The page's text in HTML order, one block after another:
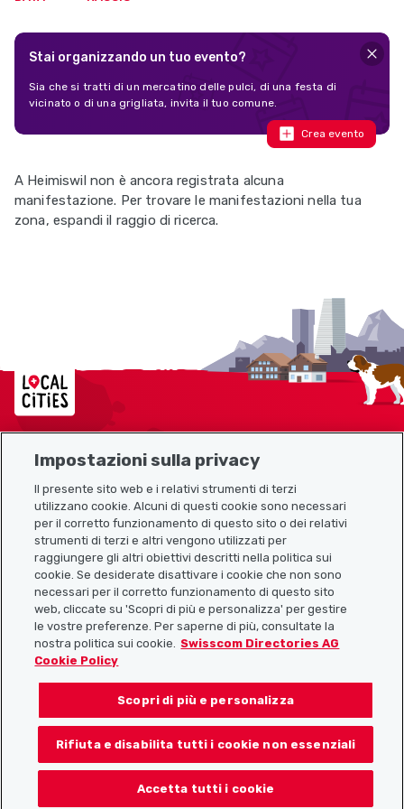
Stai organizzando un tuo evento?
Sia che si tratti di un mercatino delle pulci, di una festa di
vicinato o di una grigliata, invita il tuo comune.
Crea evento
A Heimiswil non è ancora registrata alcuna
manifestazione. Per trovare le manifestazioni nella tua
zona, espandi il raggio di ricerca.
Localcities
Link utili
Scarica l’app Localcities
Seguiteci su:
Impostazioni sulla privacy
Il presente sito web e i relativi strumenti di terzi
utilizzano cookie. Alcuni di questi cookie sono necessari
per il corretto funzionamento di questo sito o dei relativi
strumenti di terzi e altri vengono utilizzati per
raggiungere gli altri obiettivi descritti nella politica sui
cookie. Se desiderate disattivare i cookie che non sono
necessari per il corretto funzionamento di questo sito
web, cliccate su 'Scopri di più e personalizza' per gestire
le vostre preferenze. Per saperne di più, consultate la
nostra politica sui cookie.
Swisscom Directories AG
Cookie Policy
Scopri di più e personalizza
Rifiuta e disabilita tutti i cookie non essenziali
Accetta tutti i cookie